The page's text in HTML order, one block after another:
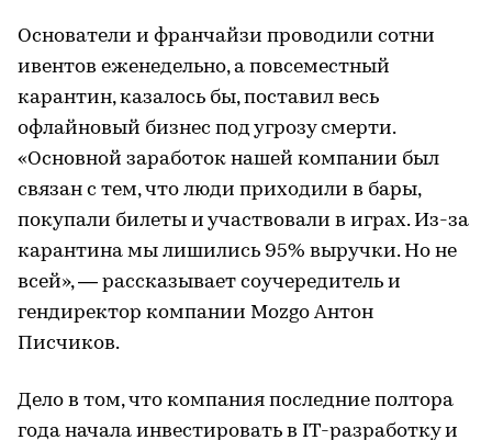
Основатели и франчайзи проводили сотни
ивентов еженедельно, а повсеместный
карантин, казалось бы, поставил весь
офлайновый бизнес под угрозу смерти.
«Основной заработок нашей компании был
связан с тем, что люди приходили в бары,
покупали билеты и участвовали в играх. Из-за
карантина мы лишились 95% выручки. Но не
всей», — рассказывает соучередитель и
гендиректор компании Mozgo Антон
Писчиков.
Дело в том, что компания последние полтора
года начала инвестировать в IT-разработку и